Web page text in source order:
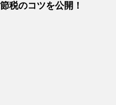
税のコツを公開！